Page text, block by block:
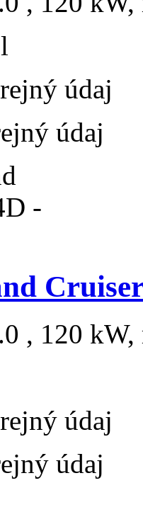
údaj
údaj
, 120 kW,
údaj
údaj